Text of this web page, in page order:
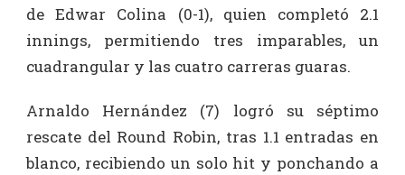
de Edwar Colina (0-1), quien completó 2.1
innings, permitiendo tres imparables, un
cuadrangular y las cuatro carreras guaras.
Arnaldo Hernández (7) logró su séptimo
rescate del Round Robin, tras 1.1 entradas en
blanco, recibiendo un solo hit y ponchando a